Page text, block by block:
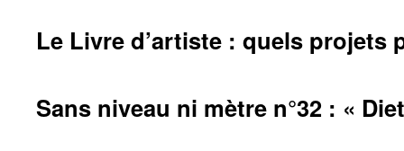
Le Livre d’artiste : quels projets
Sans niveau ni mètre n°32 : «